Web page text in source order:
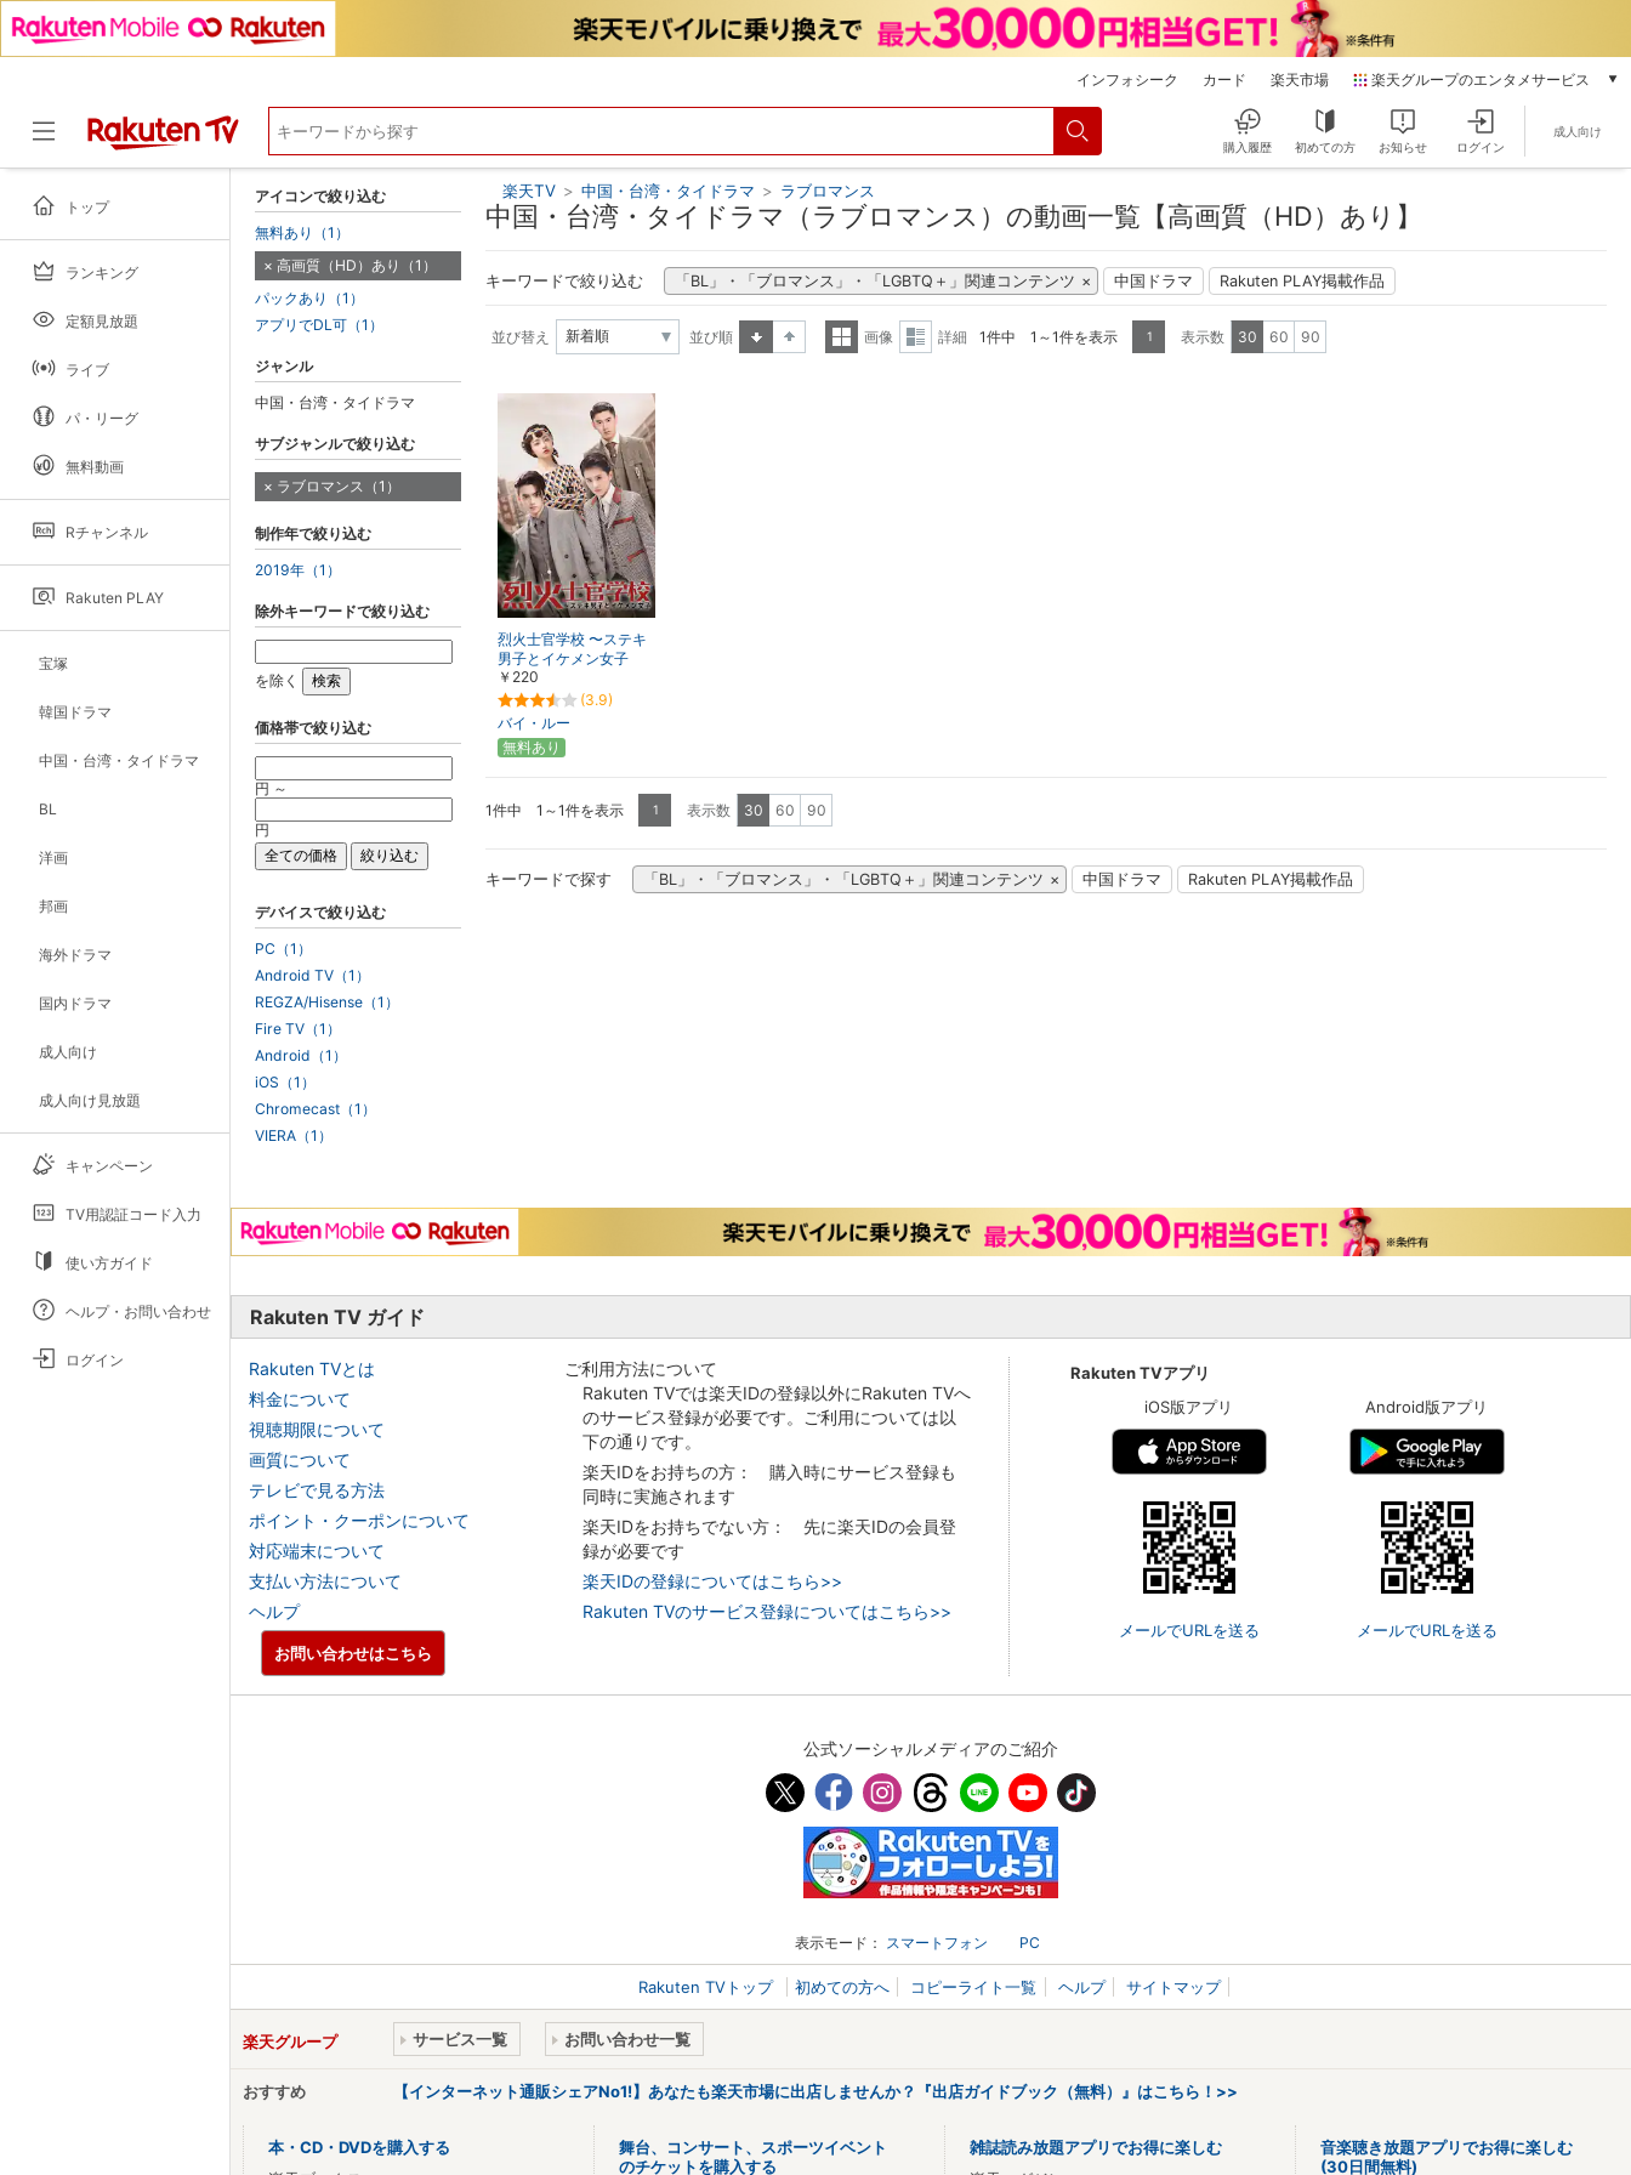
インフォシーク カード 楽天市場 楽天グループのエンタメサービス
本/ゲーム/CD/DVD
動画配信
購入履歴 初めての方 お知らせ ログイン
成人向け
トップ
ランキング
定額見放題
ライブ
パ・リーグ
無料動画
Rチャンネル
Rakuten PLAY
宝塚
韓国ドラマ
中国・台湾・タイドラマ
BL
洋画
邦画
海外ドラマ
国内ドラマ
成人向け
成人向け見放題
キャンペーン
TV用認証コード入力
使い方ガイド
ヘルプ・お問い合わせ
ログイン
楽天TV > 中国・台湾・タイドラマ > ラブロマンス
中国・台湾・タイドラマ（ラブロマンス）の動画一覧【高画質（HD）あり】
キーワードで絞り込む 「BL」・「ブロマンス」・「LGBTQ＋」関連コンテンツ 中国ドラマ Rakuten PLAY掲載作品
並び替え
並び順
画像
詳細 1件中 1～1件を表示 1 表示数 30 60 90
烈火士官学校 〜ステキ
男子とイケメン女子
￥220
(3.9)
バイ・ルー
無料あり
1件中 1～1件を表示 1 表示数 30 60 90
キーワードで探す 「BL」・「ブロマンス」・「LGBTQ＋」関連コンテンツ 中国ドラマ Rakuten PLAY掲載作品
アイコンで絞り込む
無料あり（1）
高画質（HD）あり（1）
パックあり（1）
アプリでDL可（1）
ジャンル
中国・台湾・タイドラマ
サブジャンルで絞り込む
ラブロマンス（1）
制作年で絞り込む
2019年（1）
除外キーワードで絞り込む
を除く
価格帯で絞り込む
円 ～
円
デバイスで絞り込む
PC（1）
Android TV（1）
REGZA/Hisense（1）
Fire TV（1）
Android（1）
iOS（1）
Chromecast（1）
VIERA（1）
Rakuten TV ガイド
Rakuten TVとは
料金について
視聴期限について
画質について
テレビで見る方法
ポイント・クーポンについて
対応端末について
支払い方法について
ヘルプ
ご利用方法について
Rakuten TVでは楽天IDの登録以外にRakuten TVへ
のサービス登録が必要です。ご利用については以
下の通りです。
楽天IDをお持ちの方： 購入時にサービス登録も
同時に実施されます
楽天IDをお持ちでない方： 先に楽天IDの会員登
録が必要です
楽天IDの登録についてはこちら>>
Rakuten TVのサービス登録についてはこちら>>
Rakuten TVアプリ
iOS版アプリ
メールでURLを送る
Android版アプリ
メールでURLを送る
お問い合わせはこちら
公式ソーシャルメディアのご紹介
表示モード： スマートフォン PC
Rakuten TVトップ 初めての方へ コピーライト一覧 ヘルプ サイトマップ
楽天グループ サービス一覧 お問い合わせ一覧
おすすめ 【インターネット通販シェアNo1!】あなたも楽天市場に出店しませんか？『出店ガイドブック（無料）』はこちら！>>
本・CD・DVDを購入する
舞台、コンサート、スポーツイベント
のチケットを購入する
雑誌読み放題アプリでお得に楽しむ
音楽聴き放題アプリでお得に楽しむ
(30日間無料)